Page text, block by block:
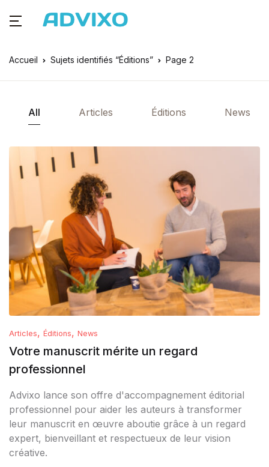
Accueil Sujets identifiés “Éditions” Page 2
All Articles Éditions News
Articles, Éditions, News
Votre manuscrit mérite un regard
professionnel
Advixo lance son offre d'accompagnement éditorial
professionnel pour aider les auteurs à transformer
leur manuscrit en œuvre aboutie grâce à un regard
expert, bienveillant et respectueux de leur vision
créative.